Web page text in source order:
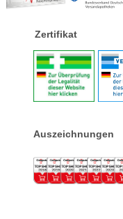
Zertifikat
Auszeichnungen